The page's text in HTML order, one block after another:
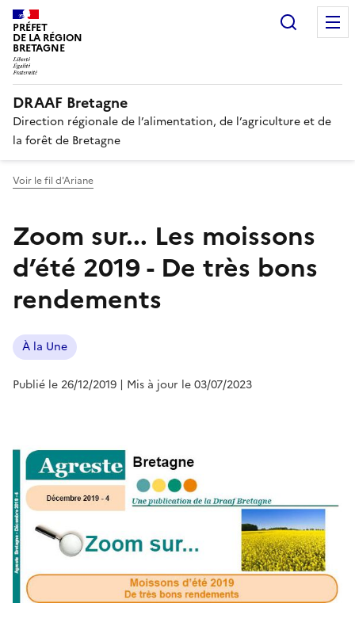
PRÉFET
DE LA RÉGION
BRETAGNE
DRAAF Bretagne
Direction régionale de l’alimentation, de l’agriculture et de
la forêt de Bretagne
Voir le fil d'Ariane
Zoom sur... Les moissons
d’été 2019 - De très bons
rendements
À la Une
Publié le 26/12/2019 | Mis à jour le 03/07/2023